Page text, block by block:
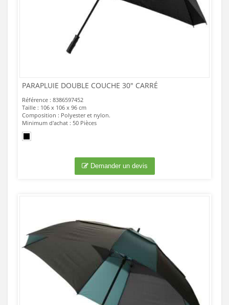
PARAPLUIE DOUBLE COUCHE 30" CARRÉ
Référence : 8386597452
Taille : 106 x 106 x 96 cm
Composition : Polyester et nylon.
Minimum d'achat : 50 Pièces
Demander un devis